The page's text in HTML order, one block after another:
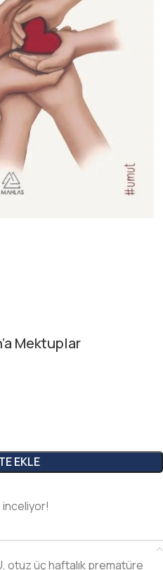
Mektuplar
EKLE
inceliyor!
otuz üç haftalık prematüre